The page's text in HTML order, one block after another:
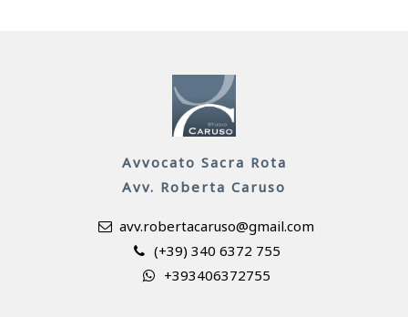
Avvocato Sacra Rota
Avv. Roberta Caruso
avv.robertacaruso@gmail.com
(+39) 340 6372 755
+393406372755